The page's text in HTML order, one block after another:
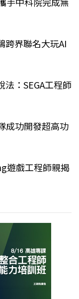
跨界聯名大玩AI
：SEGA工程師
成功開發超高功
遊戲工程師親揭